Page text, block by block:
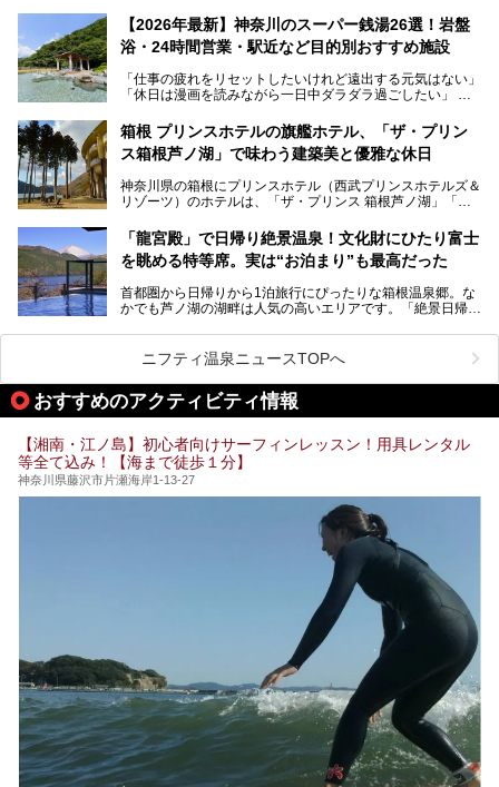
的な“没入感（イマーシブ）”を体験できます。
今回は、そんな大注目の施設に一足先にお邪魔し、その全貌
を見学させていただきました！
サウナ室の中に咲き誇る桜、魚たちが泳ぐ水風呂、そしてバ
リのビーチを思わせる休憩スペース…。驚きの連続だった館
内の様子をレポートします！
【2026年最新】神奈川のスーパー銭湯26選！岩盤
浴・24時間営業・駅近など目的別おすすめ施設
「仕事の疲れをリセットしたいけれど遠出する元気はない」
「休日は漫画を読みながら一日中ダラダラ過ごしたい」
たい」
そんな「癒やされたい」という願いを叶えてくれるのが、神
神奈川県には、サウナや岩盤浴、一日中遊べるエンタメ施設
など、“非日常”を味わえるスーパー銭湯が数多く揃っていま
う」という人も多いはず。
そこで今回は、神奈川県内の人気施設26選を「安さ」「岩
業」「駅近」など、目的別に厳選して紹介します。
今の気分にぴったりの施設を見つけて、最高のリフレッシュ
箱根 プリンスホテルの旗艦ホテル、「ザ・プリン
ス箱根芦ノ湖」で味わう建築美と優雅な休日
神奈川県の箱根にプリンスホテル（西武プリンスホテルズ＆
リゾーツ）のホテルは、「ザ・プリンス 箱根芦ノ湖」「芦
「箱根仙石原プリンスホテル」と4軒あり、今回ご紹介する
「ザ・プリンス 箱根芦ノ湖」は、その中でもフラッグシッ
プ（旗艦）に位置づけられる特別なホテルです。
昭和の日本を代表する建築家の一人、村野藤吾が芦ノ湖の畔
に建てた桃源郷のようなホテルがここ。自家源泉の温泉や、
提供元：株式会社西武・プリンスホテルズワールドワイド
【PR】
この記事はザ・プリンス 箱根芦ノ湖のPR記事です。
「龍宮殿」で日帰り絶景温泉！文化財にひたり富士
を眺める特等席。実は“お泊まり”も最高だった
首都圏から日帰りから1泊旅行にぴったりな箱根温泉郷。な
かでも芦ノ湖の湖畔は人気の高いエリアです。「絶景日帰り
が楽しめるまさに眺望自慢の日帰り温泉。
そしてここは全24室の「箱根 芦ノ湖畔蛸川温泉 龍宮殿」と
して宿泊もできます。宿泊者は「龍宮殿本館」の営業時間に
加えて、朝6時からの宿泊者専用時間帯にも「龍宮殿本館」
のお風呂が利用できます。
今回は日帰り温泉としての「絶景日帰り温泉 龍宮殿本館
（以下、龍宮殿本館）」と、旅館としての「箱根 芦ノ湖畔
蛸川温泉 龍宮殿（以下、龍宮殿）」の両方の魅力をたっぷ
りお伝えします！
ここは箱根神社、九頭龍神社、白龍神社、箱根元宮と箱根の
4つの神社に囲まれたパワースポットです。
提供元：株式会社西武・プリンスホテルズワールドワイド
この記事は箱根 芦ノ湖畔蛸川温泉 龍宮殿のPR記事です。
ニフティ温泉ニュースTOPへ
おすすめのアクティビティ情報
【湘南・江ノ島】初心者向けサーフィンレッスン！用具レンタル
等全て込み！【海まで徒歩１分】
神奈川県藤沢市片瀬海岸1-13-27